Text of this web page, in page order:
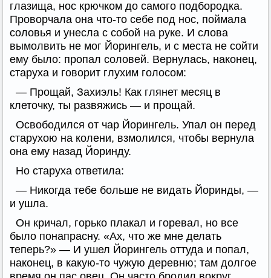
глазища, нос крючком до самого подбородка.
Проворчала она что-то себе под нос, поймала
соловья и унесла с собой на руке. И слова
вымолвить не мог Йорингель, и с места не сойти
ему было: пропал соловей. Вернулась, наконец,
старуха и говорит глухим голосом:
— Прощай, Захиэль! Как глянет месяц в
клеточку, ты развяжись — и прощай.
Освободился от чар Йорингель. Упал он перед
старухою на колени, взмолился, чтобы вернула
она ему назад Йоринду.
Но старуха ответила:
— Никогда тебе больше не видать Йоринды, —
и ушла.
Он кричал, горько плакал и горевал, но все
было понапрасну. «Ах, что же мне делать
теперь?» — И ушел Йорингель оттуда и попал,
наконец, в какую-то чужую деревню; там долгое